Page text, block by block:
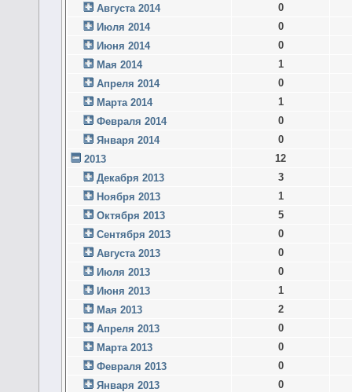
Августа 2014
0
Июля 2014
0
Июня 2014
0
Мая 2014
1
Апреля 2014
0
Марта 2014
1
Февраля 2014
0
Января 2014
0
2013
12
Декабря 2013
3
Ноября 2013
1
Октября 2013
5
Сентября 2013
0
Августа 2013
0
Июля 2013
0
Июня 2013
1
Мая 2013
2
Апреля 2013
0
Марта 2013
0
Февраля 2013
0
Января 2013
0